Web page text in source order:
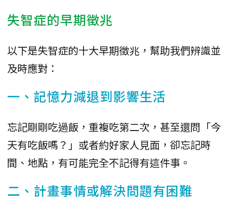
失智症的早期徵兆
以下是失智症的十大早期徵兆，幫助我們辨識並
及時應對：
一、記憶力減退到影響生活
忘記剛剛吃過飯，重複吃第二次，甚至還問「今
天有吃飯嗎？」或者約好家人見面，卻忘記時
間、地點，有可能完全不記得有這件事。
二、計畫事情或解決問題有困難